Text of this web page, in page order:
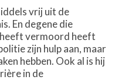
vrij uit de
En degene die
vermoord heeft
zijn hulp aan, maar
hebben. Ook al is hij
in de